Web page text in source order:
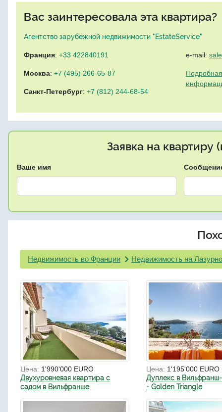
Вас заинтересовала эта квартира?
Агентство зарубежной недвижимости "EstateService"
Франция: +33 422840191
Москва: +7 (495) 266-65-87
Санкт-Петербург: +7 (812) 244-68-54
e-mail:
Заявка на квартиру
Ваше имя
Недвижимость во Франции Недвижимость на
Цена: 1'990'000 EURO
Двухуровневая квартира с
садом в Вильфранше
Цена: 1'195'000 EURO
Дуплекс в
- Golden Triangle